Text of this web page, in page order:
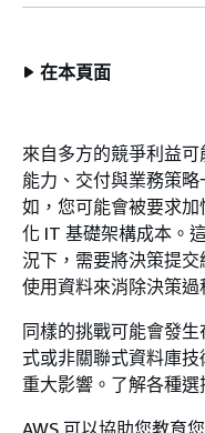
在本頁面
來自多方的競爭利益
能力、交付與業務策
如，您可能會被要求
化 IT 基礎架構成本。
況下，需要將決策提
使用資料來消除決策過
同樣的挑戰可能會發
式或非關聯式資料庫
重大影響。了解各種
AWS 可以協助您教育